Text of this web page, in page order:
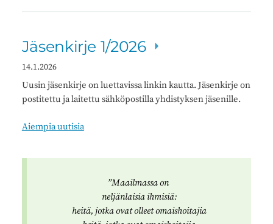
Jäsenkirje 1/2026
14.1.2026
Uusin jäsenkirje on luettavissa linkin kautta. Jäsenkirje on
postitettu ja laitettu sähköpostilla yhdistyksen jäsenille.
Aiempia uutisia
”Maailmassa on
neljänlaisia ihmisiä:
heitä, jotka ovat olleet omaishoitajia